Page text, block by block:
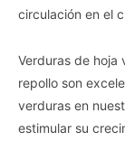
circulación en el
Verduras de hoja
repollo son
verduras en
estimular su